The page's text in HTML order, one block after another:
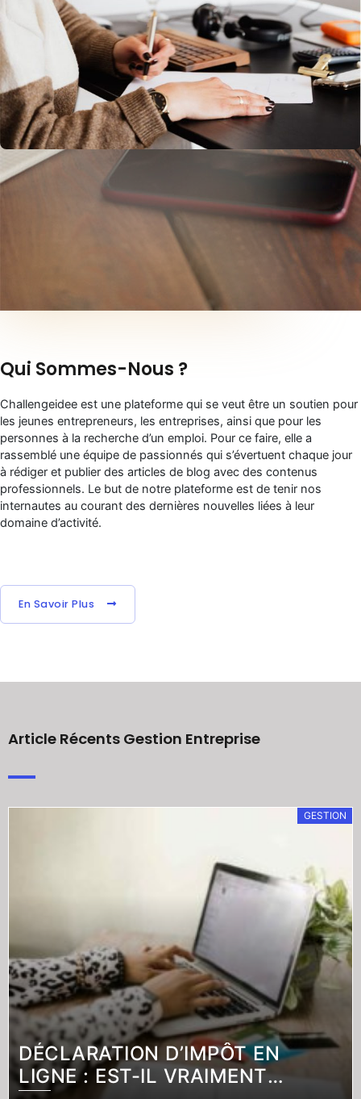
Qui Sommes-Nous ?
Challengeidee est une plateforme qui se veut être un soutien pour
les jeunes entrepreneurs, les entreprises, ainsi que pour les
personnes à la recherche d’un emploi. Pour ce faire, elle a
rassemblé une équipe de passionnés qui s’évertuent chaque jour
à rédiger et publier des articles de blog avec des contenus
professionnels. Le but de notre plateforme est de tenir nos
internautes au courant des dernières nouvelles liées à leur
domaine d’activité.
En Savoir Plus
Article Récents Gestion Entreprise
GESTION
DÉCLARATION D’IMPÔT EN
LIGNE : EST-IL VRAIMENT